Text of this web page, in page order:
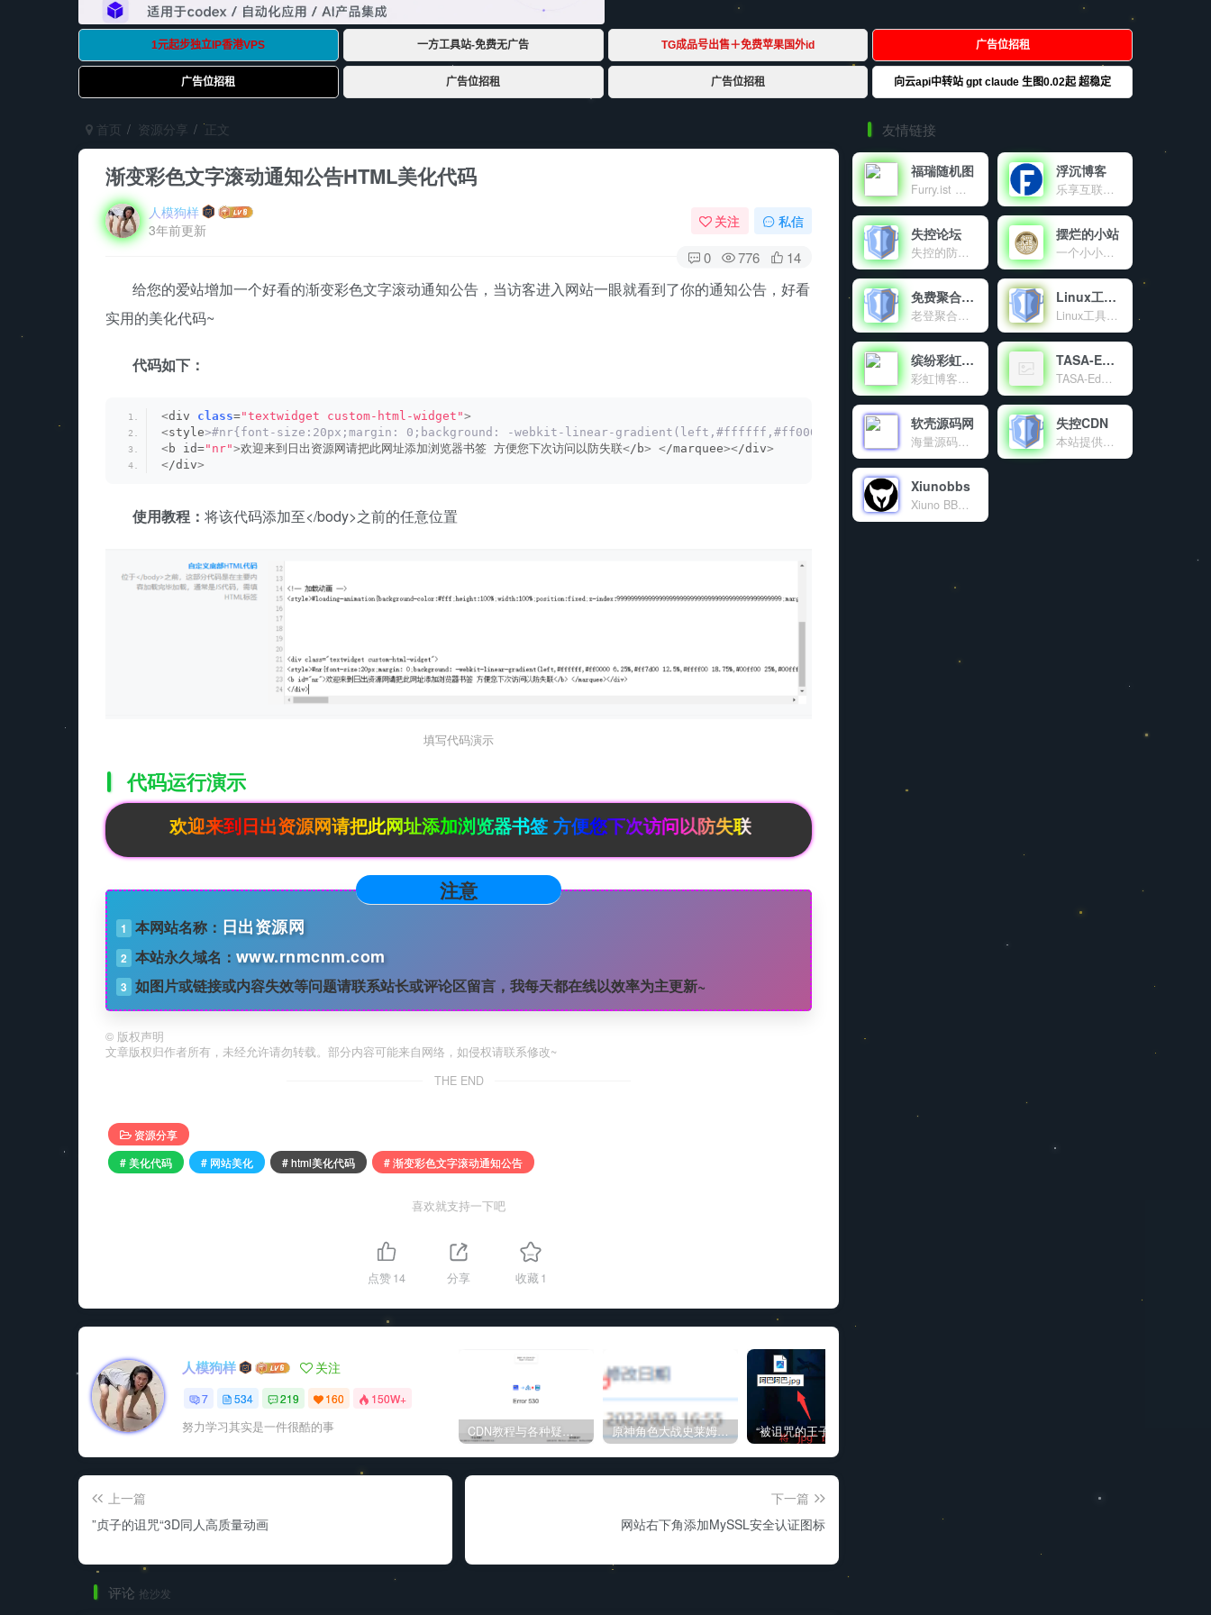
首页 资源分享 正文
渐变彩色文字滚动通知公告HTML美化代码
人模狗样
3年前更新
关注 私信
0 776 14
给您的爱站增加一个好看的渐变彩色文字滚动通知公告，当访客进入网站一眼就看到了你的通知公告，好看
实用的美化代码~
代码如下：
<div class="textwidget custom-html-widget">
<style>#nr{font-size:20px;margin: 0;background: -webkit-linear-gradient(left,#ffffff,#ff0000 6.25%,#ff7d00 12.5%,#ffff00 18.75%,#00ff00
<b id="nr">欢迎来到日出资源网请把此网址添加浏览器书签 方便您下次访问以防失联</b> </marquee></div>
</div>
使用教程： 将该代码添加至</body>之前的任意位置
填写代码演示
代码运行演示
欢迎来到日出资源网请把此网址添加浏览器书签 方便您下次访问以防失联
注意
1 本网站名称： 日出资源网
2 本站永久域名： www.rnmcnm.com
3 如图片或链接或内容失效等问题请联系站长或评论区留言，我每天都在线以效率为主更新~
© 版权声明
文章版权归作者所有，未经允许请勿转载。部分内容可能来自网络，如侵权请联系修改~
THE END
资源分享
# 美化代码
# 网站美化 # html美化代码 # 渐变彩色文字滚动通知公告
喜欢就支持一下吧
点赞14 分享 收藏1
人模狗样 关注
7 534 219 160 150W+
努力学习其实是一件很酷的事 CDN教程与各种疑难杂症解决方法 原神角色大战史莱姆与丘丘人高质量视频
上一篇
”贞子的诅咒“3D同人高质量动画
下一篇
网站右下角添加MySSL安全认证图标
评论 抢沙发
友情链接
福瑞随机图
Furry.ist 是一个有趣又高质量的兽装图片分享平台，通过简单的 API 调用，让开发者和爱好者轻松获取丰富的资源。分享，是乐趣；探索，是热爱。这里，趣味与创意交融，等你来发现！
浮沉博客
乐享互联网资源及IT技术的个人博客
失控论坛
失控的防御系统官方交流论坛。
摆烂的小站
一个小小的世界
免费聚合登录
老登聚合登录是老登互联网科技有限公司旗下的社会化账号聚合登录系统，让网站的最终用户可以一站式选择使用包括微信、微博、QQ、百度等多种社会化帐号登录该站点。简化用户注册登录过程、改善用户浏览站点的体验、迅速提高网站注册量和用户数据量。有完善的开发文档与SDK，方便开发者快速接入。
Linux工具箱
Linux工具箱是一个功能强大的Linux系统管理工具，提供系统优化、虚拟内存管理、DNS配置、软件源更换等多种功能，让Linux服务器管理变得简单高效。
缤纷彩虹天地
彩虹博客（blog.cccyun.cn）成立于年月日，搭建在新浪sae云计算平台。本站目前作为我的原创程序首发站，同时致力于互联网资源的共享，包括程序源码、各种教程、软件、影视、音乐、电子书、新闻等。对于一些比较不错的有价值的文章，本博客也会适当转载分享。
TASA-Ed官网
TASA-Ed工作室官网！
软壳源码网
海量源码、程序软件、技术资源共享
失控CDN
本站提供的免费公益CDN
Xiunobbs
Xiuno BBS开源程序交流论坛，致力于为使用Xiuno开源程序的站长提供海量的Xiuno插件，Xiuno模板，Xiuno使用交流，精准地为各位站长朋友免费提供了大量的资源文件。本站为Xiuno程序爱好者，众位站长，粉丝朋友共同建设的公益性交流论坛。